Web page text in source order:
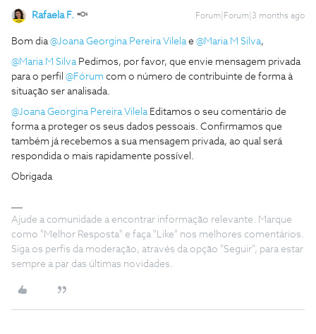
Rafaela F. Forum|Forum|3 months ago
Bom dia ​@Joana Georgina Pereira Vilelae ​ @Maria M Silva,
@Maria M SilvaPedimos, por favor, que envie mensagem privada
para o perfil ​ @Fórum com o número de contribuinte de forma à
situação ser analisada.
@Joana Georgina Pereira VilelaEditamos o seu comentário de
forma a proteger os seus dados pessoais. Confirmamos que
também já recebemos a sua mensagem privada, ao qual será
respondida o mais rapidamente possível.
Obrigada
Ajude a comunidade a encontrar informação relevante. Marque
como "Melhor Resposta" e faça "Like" nos melhores comentários.
Siga os perfis da moderação, através da opção "Seguir", para estar
sempre a par das últimas novidades.